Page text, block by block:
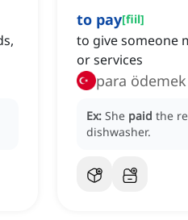
to pay[fiil]
to give someone
or services
para ödemek
Ex: She paid the
dishwasher.